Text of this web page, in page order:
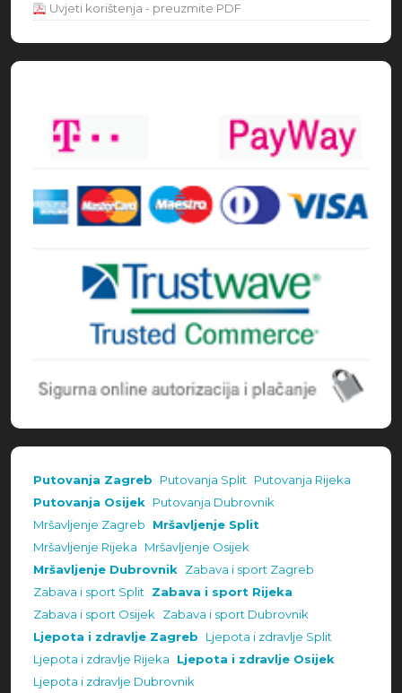
Uvjeti korištenja - preuzmite PDF
Putovanja Zagreb Putovanja Split Putovanja Rijeka
Putovanja Osijek Putovanja Dubrovnik
Mršavljenje Zagreb
Mršavljenje Split
Mršavljenje Rijeka
Mršavljenje Osijek
Mršavljenje Dubrovnik Zabava i sport Zagreb
Zabava i sport Split Zabava i sport Rijeka
Zabava i sport Osijek Zabava i sport Dubrovnik
Ljepota i zdravlje Zagreb
Ljepota i zdravlje Split
Ljepota i zdravlje Rijeka
Ljepota i zdravlje Osijek
Ljepota i zdravlje Dubrovnik